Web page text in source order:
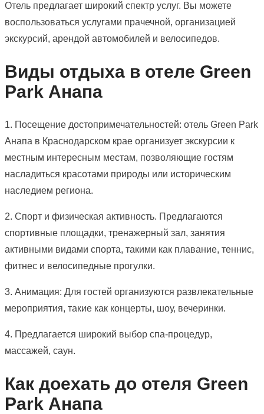
Отель предлагает широкий спектр услуг. Вы можете
воспользоваться услугами прачечной, организацией
экскурсий, арендой автомобилей и велосипедов.
Виды отдыха в отеле Green
Park Анапа
1. Посещение достопримечательностей: отель Green Park
Анапа в Краснодарском крае организует экскурсии к
местным интересным местам, позволяющие гостям
насладиться красотами природы или историческим
наследием региона.
2. Спорт и физическая активность. Предлагаются
спортивные площадки, тренажерный зал, занятия
активными видами спорта, такими как плавание, теннис,
фитнес и велосипедные прогулки.
3. Анимация: Для гостей организуются развлекательные
мероприятия, такие как концерты, шоу, вечеринки.
4. Предлагается широкий выбор спа-процедур,
массажей, саун.
Как доехать до отеля Green
Park Анапа